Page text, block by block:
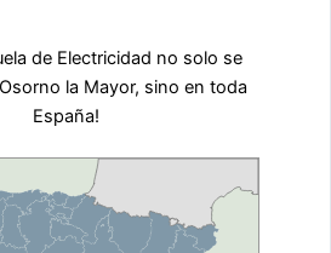
de Electricidad no solo se
la Mayor, sino en toda
España!